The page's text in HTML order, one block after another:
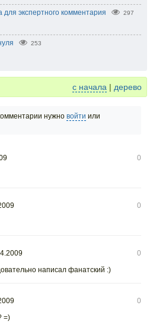
для экспертного комментария 297
253
с начала | дерево
нужно войти или
0
0
0
написал фанатский :)
0
=)